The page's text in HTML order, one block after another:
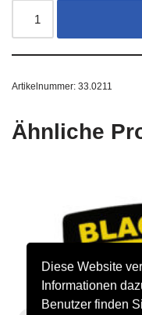
Artikelnummer: 33.0211
Ähnliche
Diese Website
Informationen
Benutzer finden